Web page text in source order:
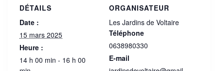
DÉTAILS
Date :
15 mars 2025
Heure :
14 h 00 min - 16 h 00
ORGANISATEUR
Les Jardins de Voltaire
Téléphone
0638980330
E-mail